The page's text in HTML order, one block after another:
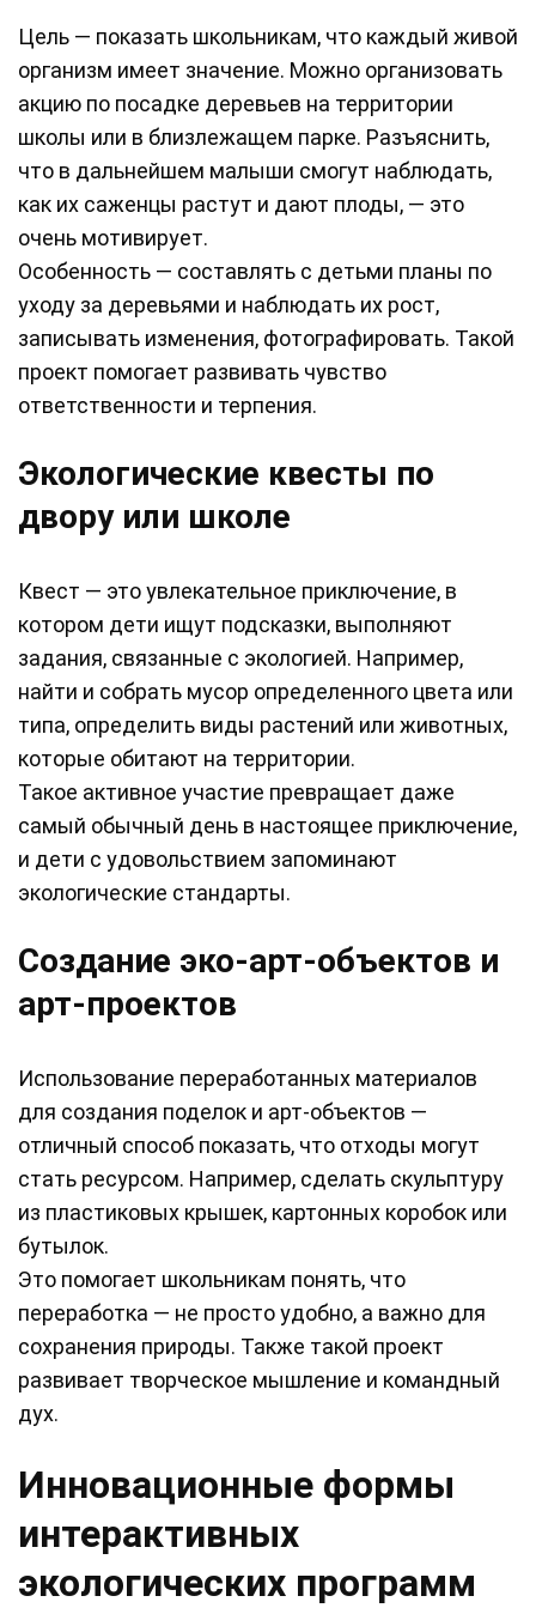
Цель — показать школьникам, что каждый живой
организм имеет значение. Можно организовать
акцию по посадке деревьев на территории
школы или в близлежащем парке. Разъяснить,
что в дальнейшем малыши смогут наблюдать,
как их саженцы растут и дают плоды, — это
очень мотивирует.
Особенность — составлять с детьми планы по
уходу за деревьями и наблюдать их рост,
записывать изменения, фотографировать. Такой
проект помогает развивать чувство
ответственности и терпения.
Экологические квесты по
двору или школе
Квест — это увлекательное приключение, в
котором дети ищут подсказки, выполняют
задания, связанные с экологией. Например,
найти и собрать мусор определенного цвета или
типа, определить виды растений или животных,
которые обитают на территории.
Такое активное участие превращает даже
самый обычный день в настоящее приключение,
и дети с удовольствием запоминают
экологические стандарты.
Создание эко-арт-объектов и
арт-проектов
Использование переработанных материалов
для создания поделок и арт-объектов —
отличный способ показать, что отходы могут
стать ресурсом. Например, сделать скульптуру
из пластиковых крышек, картонных коробок или
бутылок.
Это помогает школьникам понять, что
переработка — не просто удобно, а важно для
сохранения природы. Также такой проект
развивает творческое мышление и командный
дух.
Инновационные формы
интерактивных
экологических программ